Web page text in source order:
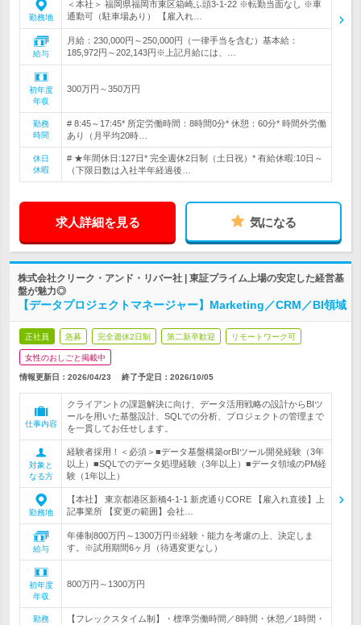
勤務地
＜本社＞ 福岡県福岡市東区箱崎ふ頭3-1-22 ※転勤当面なし ※車
通勤可（駐車場あり） 【雇入れ…
給与
月給：230,000円～250,000円（一律手当を含む）基本給：
185,972円～202,143円※上記月給には、…
初年度
年収
300万円～350万円
勤務
時間
# 8:45～17:45* 所定労働時間：8時間0分* 休憩：60分* 時間外労働
あり（月平均20時…
休日
休暇
# ★年間休日:127日* 完全週休2日制（土日祝）* 有給休暇:10日～
（下限日数は入社半年経過後…
求人詳細を見る 気になる
株式会社クリーク・アンド・リバー社 | 東証プライム上場の安定した経営基
盤が魅力◎
【データプロジェクトマネージャー】Marketing／CRM／BI領域
正社員 急募 完全週休2日制 第二新卒歓迎 リモートワーク可
女性のおしごと掲載中
情報更新日：2026/04/23 終了予定日： 2026/10/05
仕事内容
クライアントの課題解決に向け、データ活用戦略の設計からBIツ
ールを用いた基盤設計、SQLでの分析、プロジェクトの管理まで
を一貫してお任せします。
対象と
なる方
経験者採用！＜必須＞■データ基盤構築orBIツール開発経験（3年
以上）■SQLでのデータ処理経験（3年以上）■データ領域のPM経
験（1年以上）
勤務地
【本社】 東京都港区新橋4-1-1 新虎通りCORE 【雇入れ直後】上
記事業所 【変更の範囲】会社…
給与
年俸制800万円～1300万円※経験・能力を考慮の上、決定しま
す。※試用期間6ヶ月（待遇変更なし）
初年度
年収
800万円～1300万円
勤務
【フレックスタイム制】・標準労働時間／8時間・休憩／1時間・